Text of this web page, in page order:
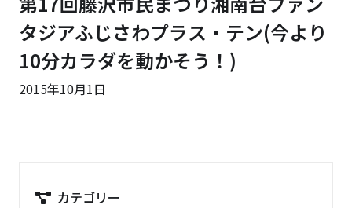
タジアふじさわプラス・テン(今より
10分カラダを動かそう！)
2015年10月1日
カテゴリー